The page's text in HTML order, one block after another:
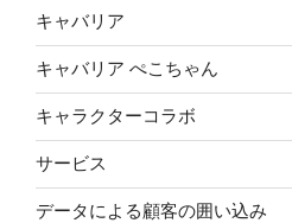
キャバリア
キャバリア ぺこちゃん
キャラクターコラボ
サービス
データによる顧客の囲い込み